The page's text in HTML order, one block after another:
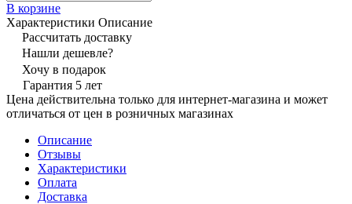
В корзине
Характеристики Описание
Рассчитать доставку
Нашли дешевле?
Хочу в подарок
Гарантия 5 лет
Цена действительна только для интернет-магазина и может
отличаться от цен в розничных магазинах
Описание
Отзывы
Характеристики
Оплата
Доставка